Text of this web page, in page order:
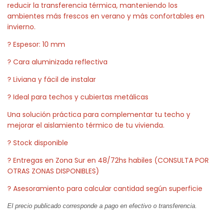
reducir la transferencia térmica, manteniendo los
ambientes más frescos en verano y más confortables en
invierno.
? Espesor: 10 mm
? Cara aluminizada reflectiva
? Liviana y fácil de instalar
? Ideal para techos y cubiertas metálicas
Una solución práctica para complementar tu techo y
mejorar el aislamiento térmico de tu vivienda.
? Stock disponible
? Entregas en Zona Sur en 48/72hs habiles (CONSULTA POR
OTRAS ZONAS DISPONIBLES)
? Asesoramiento para calcular cantidad según superficie
El precio publicado corresponde a pago en efectivo o transferencia.